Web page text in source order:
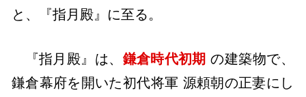
と、『指月殿』に至る。
『指月殿』は、 鎌倉時代初期 の建築物で、
鎌倉幕府を開いた初代将軍 源頼朝の正妻にし